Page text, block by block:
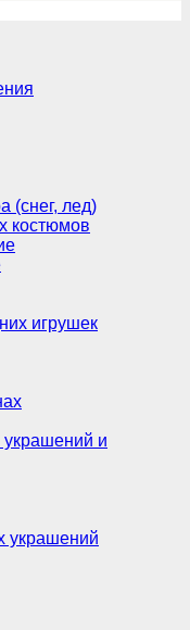
лед)
костюмов
игрушек
украшений и
украшений